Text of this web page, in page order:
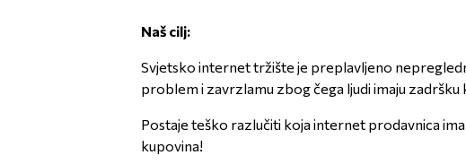
Naš cilj:
Svjetsko internet tržište je preplavljeno
problem i zavrzlamu zbog čega ljudi imaju zadršku
Postaje teško razlučiti koja internet prodavnica
kupovina!